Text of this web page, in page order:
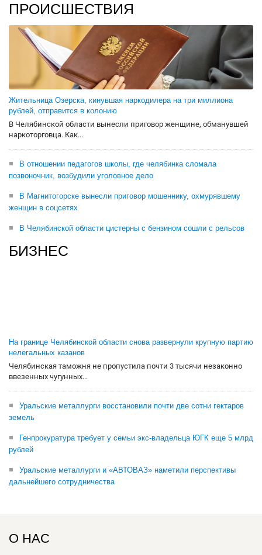
ПРОИСШЕСТВИЯ
Жительница Озерска, кинувшая наркодилера на три миллиона
рублей, отправится в колонию
В Челябинской области вынесли приговор женщине, обманувшей
наркоторговца. Как...
В отношении педагогов школы, где челябинка сломала
позвоночник, возбудили уголовное дело
В Магнитогорске вынесли приговор мошеннику, охмурявшему
женщин в соцсетях
В Челябинской области цистерны с бензином сошли с рельсов
БИЗНЕС
На границе Челябинской области снова развернули крупную партию
нелегальных казанов
Челябинская таможня не пропустила почти 3 тысячи незаконно
ввезенных чугунных...
Уральские металлурги восстановили почти две сотни гектаров
земель
Генпрокуратура требует у семьи экс-владельца ЮГК еще 5 млрд
рублей
Уральские металлурги и «АВТОВАЗ» наметили перспективы
дальнейшего сотрудничества
О НАС